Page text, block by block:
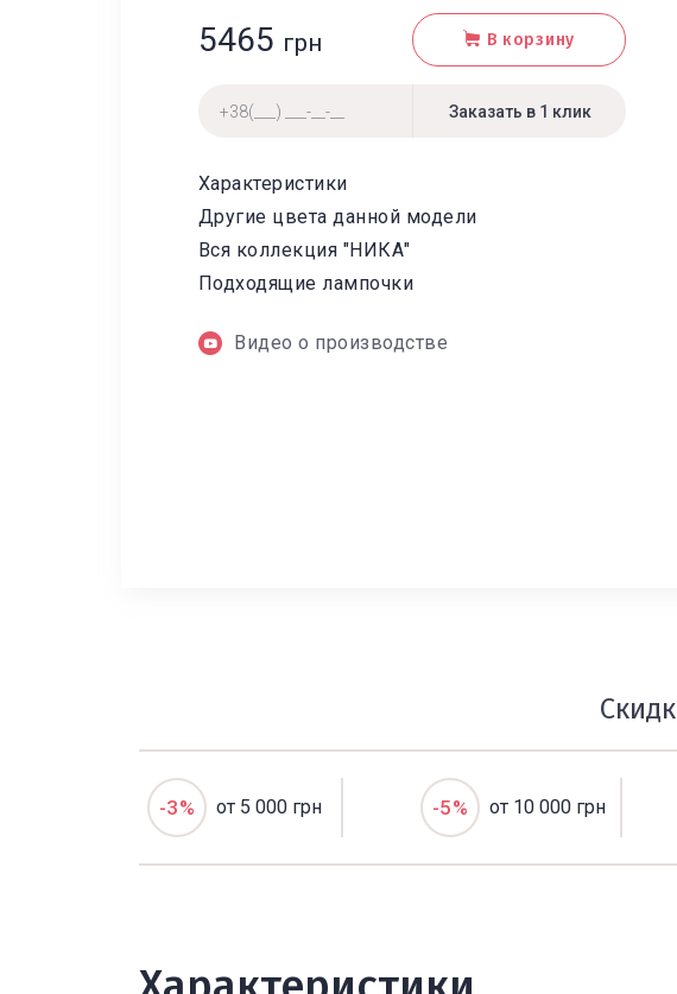
5465 грн В корзину
Характеристики
Другие цвета данной модели
Вся коллекция "НИКА"
Подходящие лампочки
Видео о производстве
-3% от 5 000 грн -5% от 10 000 грн